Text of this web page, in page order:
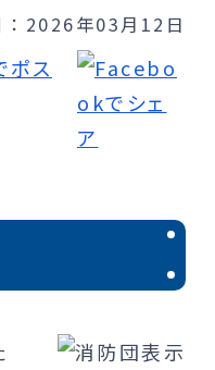
2026年03月12日